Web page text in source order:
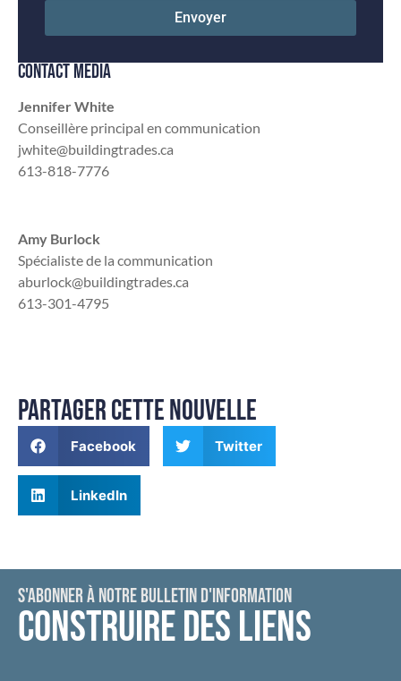
Envoyer
CONTACT MÉDIA
Jennifer White
Conseillère principal en communication
jwhite@buildingtrades.ca
613-818-7776
Amy Burlock
Spécialiste de la communication
aburlock@buildingtrades.ca
613-301-4795
PARTAGER CETTE NOUVELLE
Facebook Twitter
LinkedIn
S'ABONNER À NOTRE BULLETIN D'INFORMATION
CONSTRUIRE DES LIENS